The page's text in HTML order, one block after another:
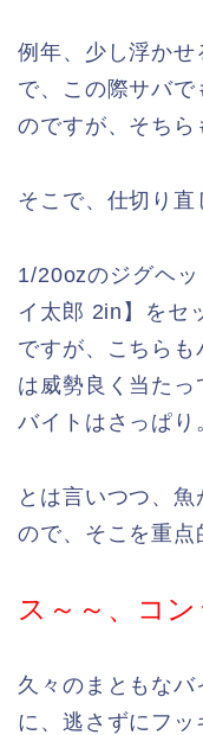
例年、少し浮か
で、この際サバ
のですが、そちら
そこで、仕切り直
1/20ozのジグヘ
イ太郎 2in】をセ
ですが、こちら
は威勢良く当た
バイトはさっぱり
とは言いつつ、
ので、そこを重点
ス～～、コン
久々のまともな
に、逃さずにフッ